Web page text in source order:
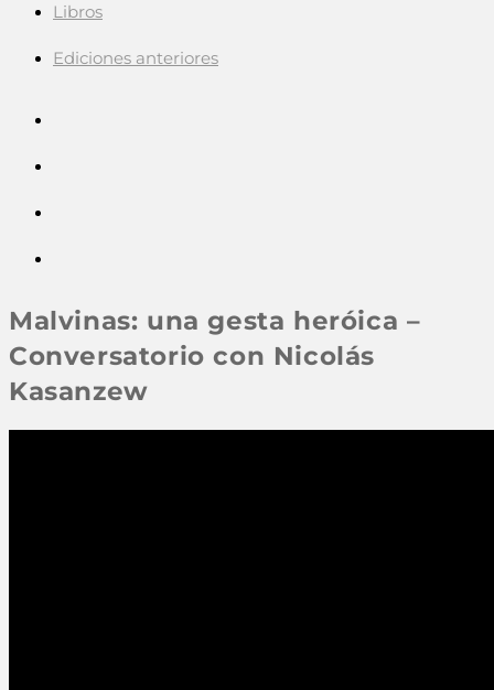
Libros
Ediciones anteriores
Malvinas: una gesta heróica –
Conversatorio con Nicolás
Kasanzew